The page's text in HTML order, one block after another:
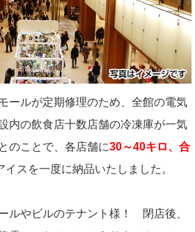
ールが定期修理のため、全館の電気
の飲食店十数店舗の冷凍庫が一気
のことで、各店舗に30～40キロ、合
イスを一度に納品いたしました。
ルやビルのテナント様！ 閉店後、